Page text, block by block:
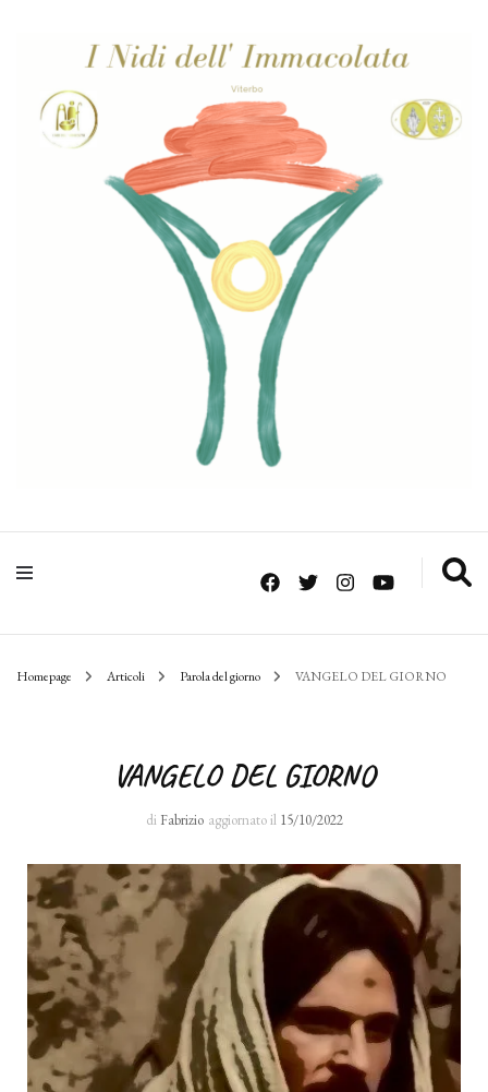
Homepage Articoli Parola del giorno VANGELO DEL GIORNO
VANGELO DEL GIORNO
di Fabrizio aggiornato il 15/10/2022